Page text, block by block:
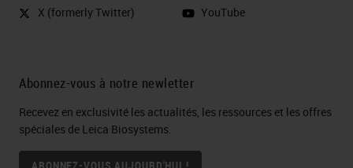
X (formerly Twitter)
YouTube
Abonnez-vous à notre newletter
Recevez en exclusivité les actualités, les ressources et les offres
spéciales de Leica Biosystems.